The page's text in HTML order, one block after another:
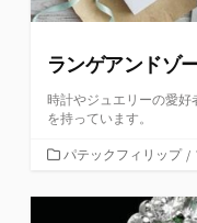
ランゲアンドゾ
時計やジュエリーの愛
を持っています。
カ
ゴ
パテックフィリップ /